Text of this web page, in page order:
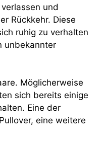
und
Rückkehr. Diese
ruhig zu verhalten
unbekannter
Möglicherweise
sich bereits einige
Eine der
eine weitere